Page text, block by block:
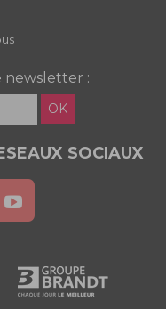
newsletter :
OK
SOCIAUX